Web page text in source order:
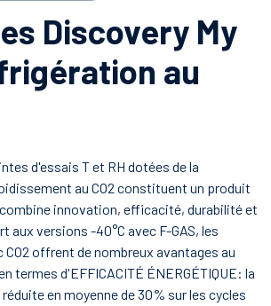
Discovery My
au
d'essais T et RH dotées de la
au CO2 constituent un produit
innovation, efficacité, durabilité et
aux versions -40°C avec F-GAS, les
CO2 offrent de nombreux avantages au
termes d'EFFICACITÉ ÉNERGÉTIQUE: la
en moyenne de 30% sur les cycles